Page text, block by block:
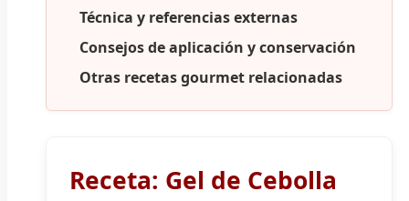
Técnica y referencias externas
Consejos de aplicación y conservación
Otras recetas gourmet relacionadas
Receta: Gel de Cebolla